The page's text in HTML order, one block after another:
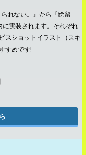
れない。』から「絵留
実装されます。それぞれ
スショットイラスト（スキ
すめです!